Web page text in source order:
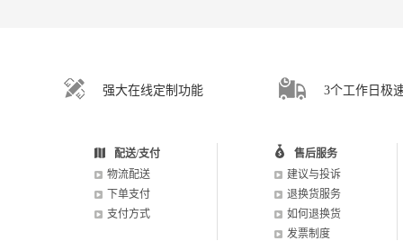
强大在线定制功能 3个工作日极
配送/支付
物流配送
下单支付
支付方式
售后服务
建议与投诉
退换货服务
如何退换货
发票制度